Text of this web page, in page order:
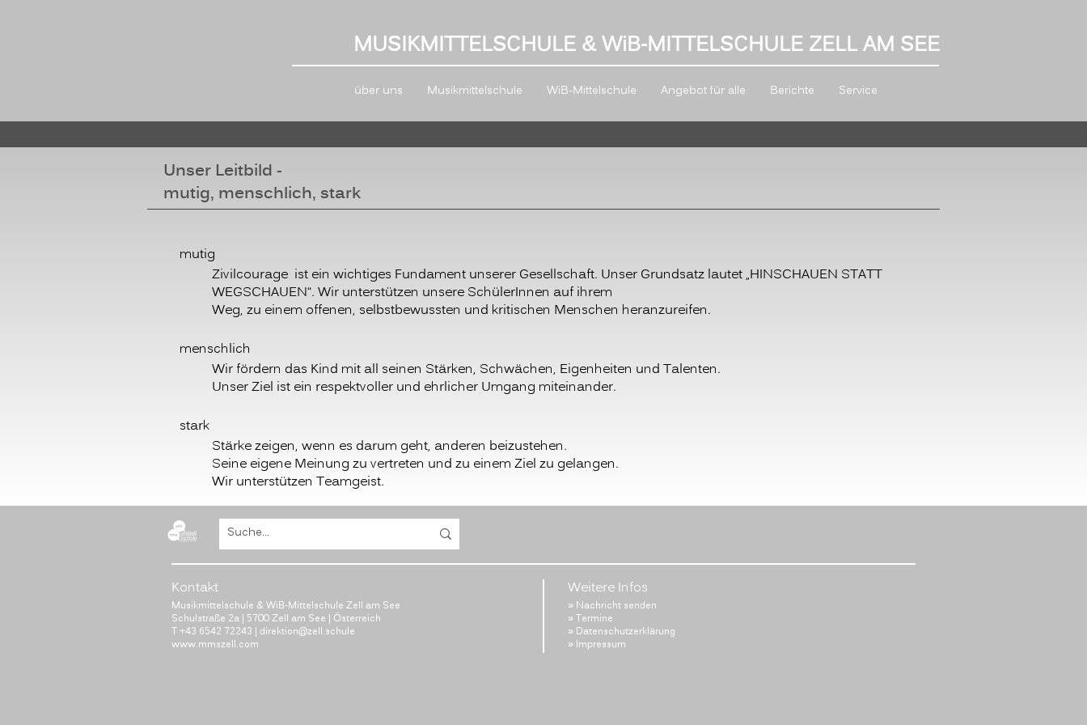
MUSIKMITTELSCHULE & WiB-MITTELSCHULE ZELL AM SEE
über uns Musikmittelschule WiB-Mittelschule Angebot für alle Berichte Service
Unser Leitbild -
mutig, menschlich, stark
mutig
Zivilcourage ist ein wichtiges Fundament unserer Gesellschaft. Unser Grundsatz lautet „HINSCHAUEN STATT
WEGSCHAUEN“. Wir unterstützen unsere SchülerInnen auf ihrem
Weg, zu einem offenen, selbstbewussten und kritischen Menschen heranzureifen.
menschlich
Wir fördern das Kind mit all seinen Stärken, Schwächen, Eigenheiten und Talenten.
Unser Ziel ist ein respektvoller und ehrlicher Umgang miteinander.
stark
Stärke zeigen, wenn es darum geht, anderen beizustehen.
Seine eigene Meinung zu vertreten und zu einem Ziel zu gelangen.
Wir unterstützen Teamgeist.
B
Kontakt
Musikmittelschule & WiB-Mittelschule Zell am See
Schulstraße 2a | 5700 Zell am See | Österreich
T+43 6542 72243 | direktion@zell.schule
www.mmszell.com
Weitere Infos
» Nachricht senden
» Termine
» Datenschutzerklärung
» Impressum